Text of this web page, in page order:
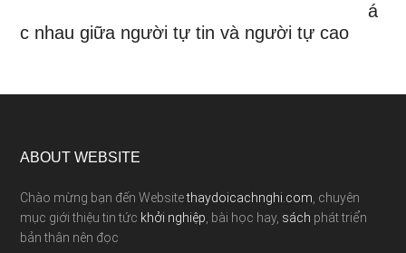
á
c nhau giữa người tự tin và người tự cao
ABOUT WEBSITE
Chào mừng bạn đến Websitethaydoicachnghi.com , chuyên
mục giới thiệu tin tức khởi nghiệp , bài học hay, sách phát triển
bản thân nên đọc